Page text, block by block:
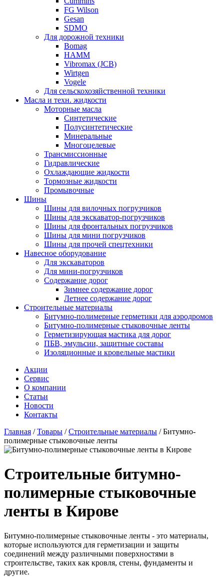
FG Wilson
Gesan
SDMO
Для дорожной техники
Bomag
HAMM
Vibromax (JCB)
Wirtgen
Vogele
Для сельскохозяйственной техники
Масла и техн. жидкости
Моторные масла
Синтетические
Полусинтетические
Минеральные
Многоцелевые
Трансмиссионные
Гидравлические
Охлаждающие жидкости
Тормозные жидкости
Промывочные
Шины
Шины для вилочных погрузчиков
Шины для экскаватор-погрузчиков
Шины для фронтальных погрузчиков
Шины для мини погрузчиков
Шины для прочей спецтехники
Навесное оборудование
Для экскаваторов
Для мини-погрузчиков
Содержание дорог
Зимнее содержание дорог
Летнее содержание дорог
Строительные материалы
Битумно-полимерные герметики для аэродромов
Битумно-полимерные стыковочные ленты
Герметизирующая мастика для дорог
ПБВ, эмульсии, защитные составы
Изоляционные и кровельные мастики
Акции
Сервис
О компании
Статьи
Новости
Контакты
Главная /Товары /Строительные материалы /Битумно-
полимерные стыковочные ленты
Строительные битумно-
полимерные стыковочные
ленты в Кирове
Битумно-полимерные стыковочные ленты - это материалы,
которые используются для герметизации и защиты
соединений между различными поверхностями в
строительстве, таких как кровля, стены, фундаменты и
другие.